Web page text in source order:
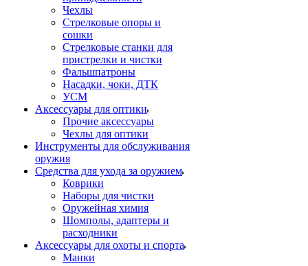
Чехлы
Стрелковые опоры и
сошки
Стрелковые станки для
пристрелки и чистки
Фальшпатроны
Насадки, чоки, ДТК
УСМ
Аксессуары для оптики
Прочие аксессуары
Чехлы для оптики
Инструменты для обслуживания
оружия
Средства для ухода за оружием
Коврики
Наборы для чистки
Оружейная химия
Шомполы, адаптеры и
расходники
Аксессуары для охоты и спорта
Манки